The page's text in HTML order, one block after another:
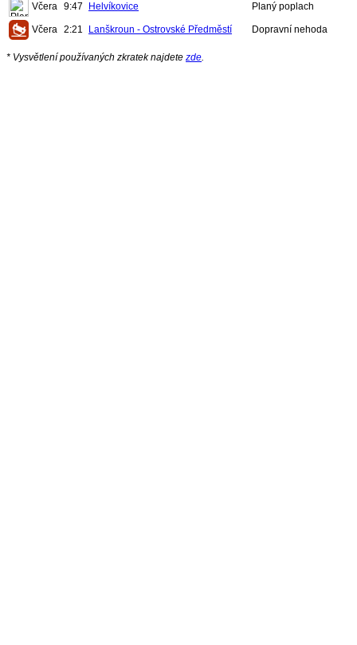
Včera 9:47 Helvíkovice Planý poplach
Včera 2:21 Lanškroun - Ostrovské Předměstí Dopravní nehoda
* Vysvětlení používaných zkratek najdete zde.